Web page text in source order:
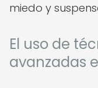
miedo y
El uso de
avanzadas